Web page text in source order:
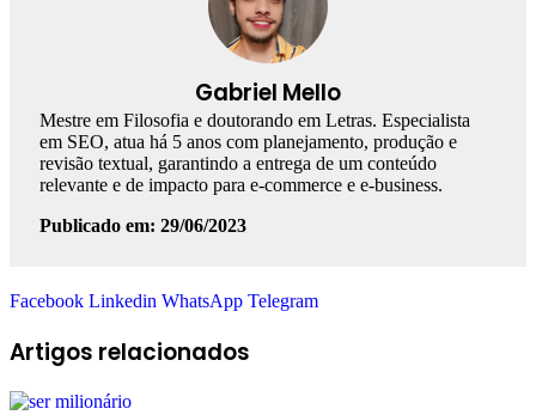
Gabriel Mello
Mestre em Filosofia e doutorando em Letras. Especialista
em SEO, atua há 5 anos com planejamento, produção e
revisão textual, garantindo a entrega de um conteúdo
relevante e de impacto para e-commerce e e-business.
Publicado em: 29/06/2023
Facebook Linkedin WhatsApp Telegram
Artigos relacionados